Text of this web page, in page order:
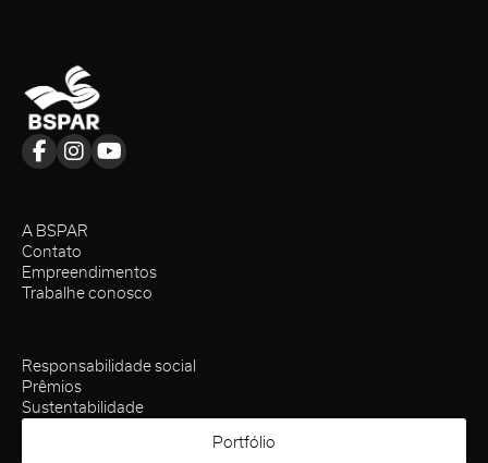
A BSPAR
Contato
Empreendimentos
Trabalhe conosco
Responsabilidade social
Prêmios
Sustentabilidade
Portfólio